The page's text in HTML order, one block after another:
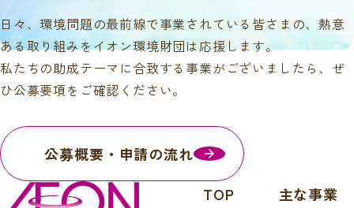
日々、環境問題の最前線で事業されている皆さまの、熱意
ある取り組みをイオン環境財団は応援します。
私たちの助成テーマに合致する事業がございましたら、ぜ
ひ公募要項をご確認ください。
公募概要・申請の流れ
TOP
主な事業